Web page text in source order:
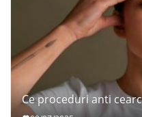
Ce proceduri anti